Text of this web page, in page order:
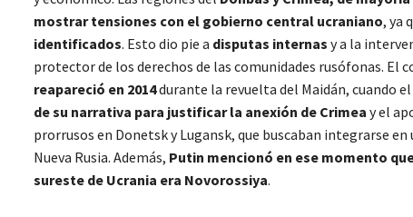
mostrar tensiones con el gobierno central ucraniano, ya
identificados. Esto dio pie a disputas internas y a la
protector de los derechos de las comunidades rusófonas​. El
reapareció en 2014durante la revuelta del Maidán, cuando
de su narrativa para justificar la anexión de Crimea y el
prorrusos en Donetsk y Lugansk, que buscaban integrarse
Nueva Rusia.​ Además, Putin mencionó en ese momento
sureste de Ucrania era Novorossiya.